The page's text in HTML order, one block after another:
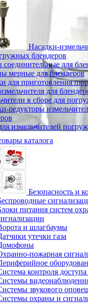
Насадки-
блендеров
для
мерные для блендеров
для приготовления
для
в сборе для
редукторы
измельчителей
каталога
Безопасность и
питания систем
и шлагбаумы
утечки газа
пожарная
контроля
звукового
охраны и